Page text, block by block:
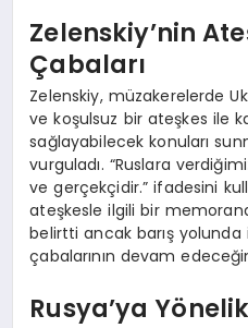
Zelenskiy’nin
Çabaları
Zelenskiy, müzakerelerde
ve koşulsuz bir ateşkes ile
sağlayabilecek konuları
vurguladı. “Ruslara
ve gerçekçidir.” ifadesini
ateşkesle ilgili bir
belirtti ancak barış
çabalarının devam
Rusya’ya